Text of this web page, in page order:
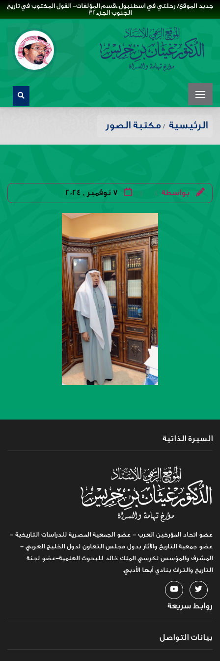
جديد الموقع/ رحلتي في اسطنبول،،قسم المؤلفات- القول المكتوب في تاريخ
الجنوب الجزء32
الرئيسية مكتبة الصور
بواسطة |
| 7 نوفمبر , 2024
السيرة الذاتية
عضو اتحاد المؤرخين العرب - عضو الجمعية المصرية للدراسات التاريخية -
عضو جمعية التاريخ والآثار بدول مجلس التعاون لدول الخليج العربي -
المشرف والمؤسس لكرسي الملك خالد للبحوث العلمية-عضو لجنة
التاريخ والتراث بنادي أبها الأدبي.
روابط سريعة
بيانات التواصل